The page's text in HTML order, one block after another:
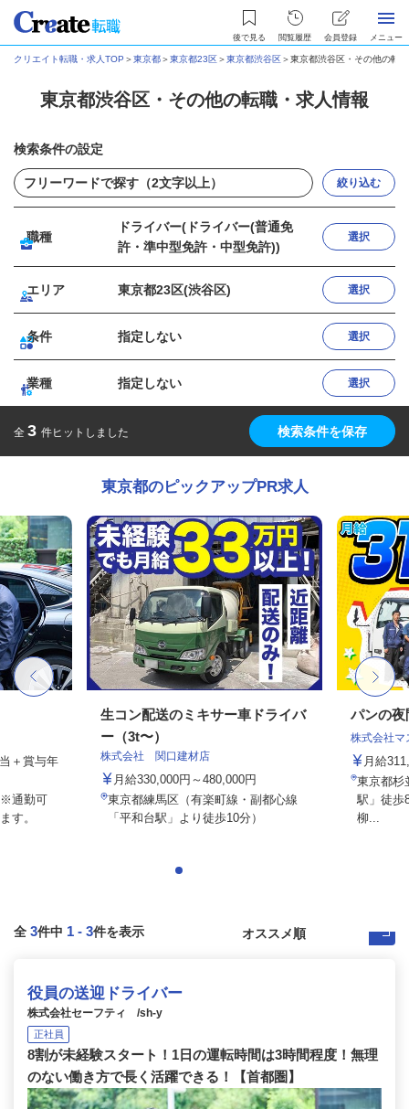
後で見る 閲覧履歴 会員登録 メニュー
クリエイト転職・求人TOP ＞東京都＞東京都23区＞東京都渋谷区＞東京都渋谷区・その他の転
東京都渋谷区・その他の転職・求人情報
検索条件の設定
絞り込む
職種
ドライバー(ドライバー(普通免
許・準中型免許・中型免許))
選択
エリア 東京都23区(渋谷区) 選択
条件 指定しない 選択
業種 指定しない 選択
全 3 件ヒットしました 検索条件を保存
東京都のピックアップPR求人
＋賞与年
通勤可
す。
生コン配送のミキサー車ドライバ
ー（3t〜）
株式会社 関口建材店
月給330,000円～480,000円
東京都練馬区（有楽町線・副都心線
「平和台駅」より徒歩10分）
パンの夜
株式会社マ
月給
東京都杉
駅」徒歩
柳...
全 3件中 1 - 3件を表示
役員の送迎ドライバー
株式会社セーフティ /sh-y
正社員
8割が未経験スタート！1日の運転時間は3時間程度！無理
のない働き方で長く活躍できる！【首都圏】